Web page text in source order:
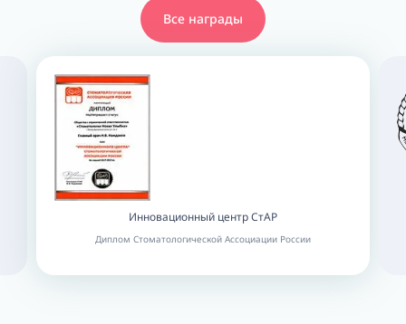
Все награды
Инновационный центр СтАР
Диплом Стоматологической Ассоциации России